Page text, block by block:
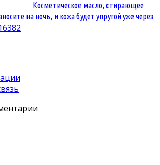
Косметическое масло, стирающее
на ночь, и кожа будет упругой уже через